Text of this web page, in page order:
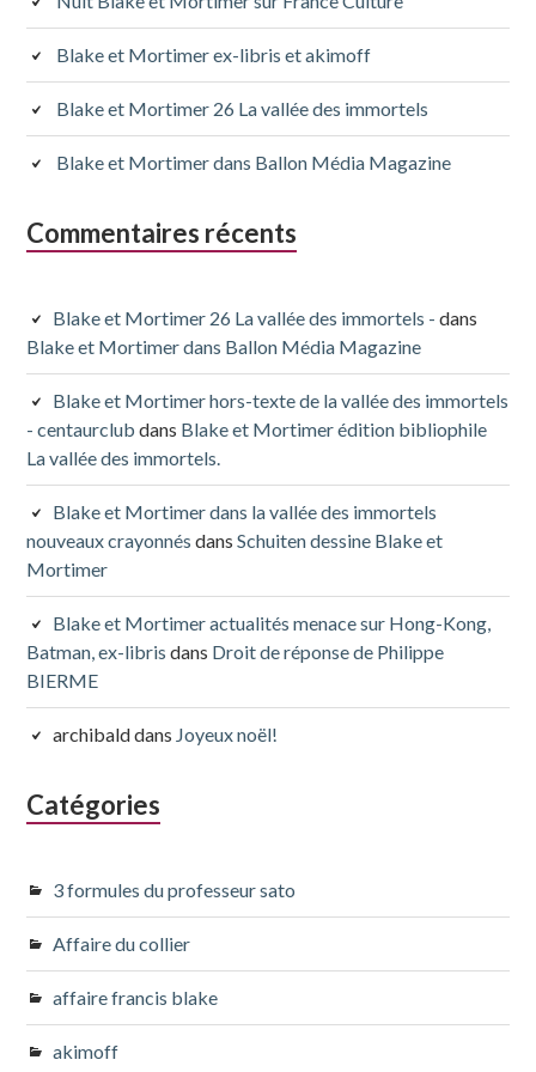
Blake et Mortimer ex-libris et akimoff
Blake et Mortimer 26 La vallée des immortels
Blake et Mortimer dans Ballon Média Magazine
Commentaires récents
Blake et Mortimer 26 La vallée des immortels - dans
Blake et Mortimer dans Ballon Média Magazine
Blake et Mortimer hors-texte de la vallée des immortels
- centaurclub dans Blake et Mortimer édition bibliophile
La vallée des immortels.
Blake et Mortimer dans la vallée des immortels
nouveaux crayonnés dansSchuiten dessine Blake et
Mortimer
Blake et Mortimer actualités menace sur Hong-Kong,
Batman, ex-libris dans Droit de réponse de Philippe
BIERME
archibalddans Joyeux noël!
Catégories
3 formules du professeur sato
Affaire du collier
affaire francis blake
akimoff